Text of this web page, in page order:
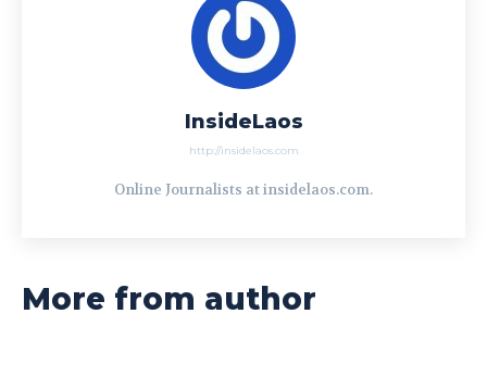
InsideLaos
http://insidelaos.com
Online Journalists at insidelaos.com.
More from author